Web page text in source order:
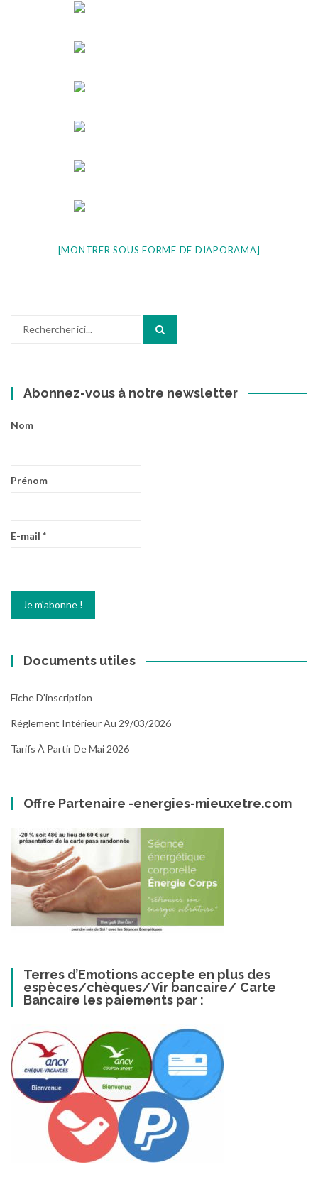
[MONTRER SOUS FORME DE DIAPORAMA]
Abonnez-vous à notre newsletter
Nom
Prénom
E-mail *
Documents utiles
Fiche D'inscription
Réglement Intérieur Au 29/03/2026
Tarifs À Partir De Mai 2026
Offre Partenaire -energies-mieuxetre.com
Terres d’Emotions accepte en plus des
espèces/chèques/Vir bancaire/ Carte
Bancaire les paiements par :